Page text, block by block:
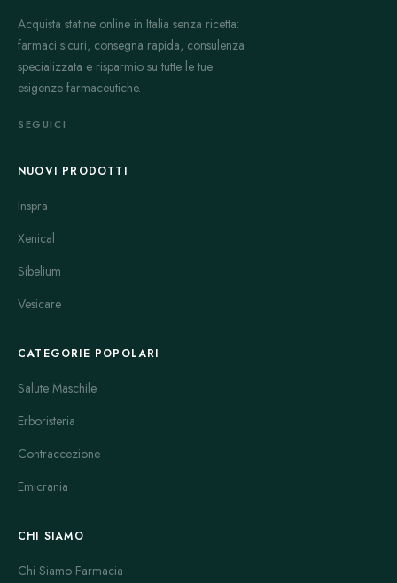
tradizionale ma ha proprietà antimicrobiche sulla flora
intestinale.
Bactrim
è una combinazione di sulfametossazolo e
batteriche, incluse quelle urinarie e respiratorie. La sua azione è
allergiche e irritazioni cutanee, quindi è importante seguire le
generazione. È usato per trattare infezioni respiratorie, otiti e
infezioni della pelle. Ha un buon profilo di sicurezza e una
limitato con un dosaggio preciso per evitare resistenze.
Contiene nitrofurantoina, che agisce direttamente nelle vie
urinarie contro molti batteri. È molto usato per prevenire e
collaterali sono nella maggior parte lievi, come nausea o
disturbi gastroenterici.
Rulide
gastrointestinali e alterazioni del gusto.
Acquista statine online in Italia senza ricetta:
farmaci sicuri, consegna rapida, consulenza
specializzata e risparmio su tutte le tue
esigenze farmaceutiche.
SEGUICI
NUOVI PRODOTTI
Inspra
Xenical
Sibelium
Vesicare
CATEGORIE POPOLARI
Salute Maschile
Erboristeria
Contraccezione
Emicrania
CHI SIAMO
Chi Siamo Farmacia